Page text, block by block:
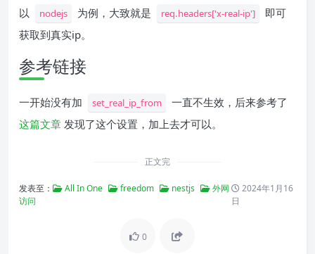
以 nodejs 为例，大致就是 req.headers['x-real-ip']
即可
获取到真实ip。
参考链接
一开始没有加 set_real_ip_from
一直不生效，后来参考了
这篇文章 发现了这个设置，加上去才可以。
正文完
发表至： All In One freedom nestjs
外网
访问
2024年1月16
日
0